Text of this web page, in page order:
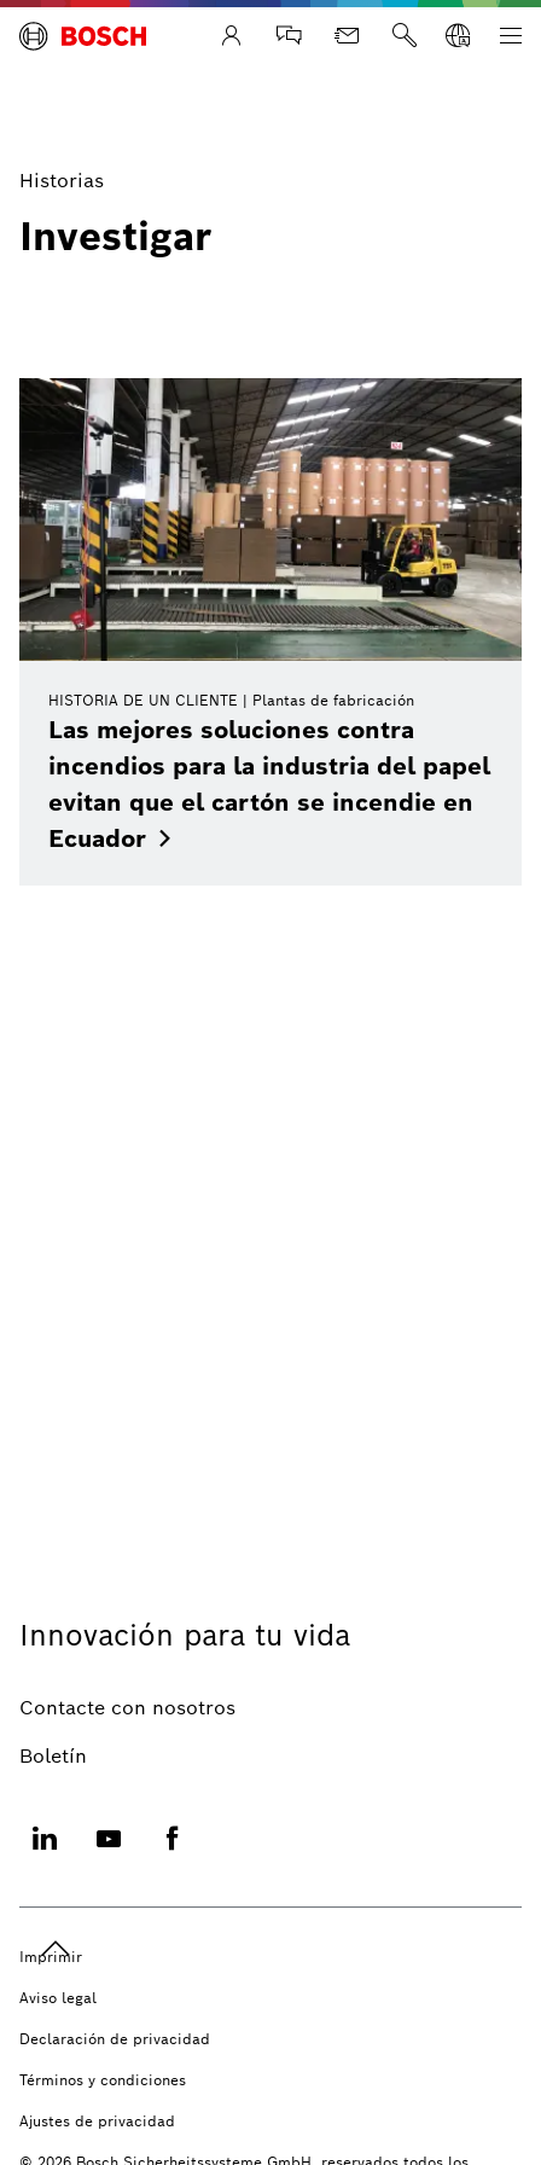
Life Safety Systems
Historias
Investigar
HISTORIA DE UN CLIENTE Plantas de fabricación
Las mejores soluciones contra
incendios para la industria del papel
evitan que el cartón se incendie en
Ecuador
Innovación para tu vida
Contacte con nosotros
Boletín
Imprimir
Aviso legal
Declaración de privacidad
Términos y condiciones
Ajustes de privacidad